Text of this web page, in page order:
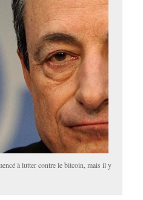
à lutter contre le bitcoin, mais il y